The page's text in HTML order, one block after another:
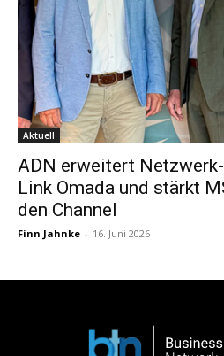
Aktuell
ADN erweitert
Link Omada und stärkt
den Channel
Finn Jahnke - 16. Juni 2026